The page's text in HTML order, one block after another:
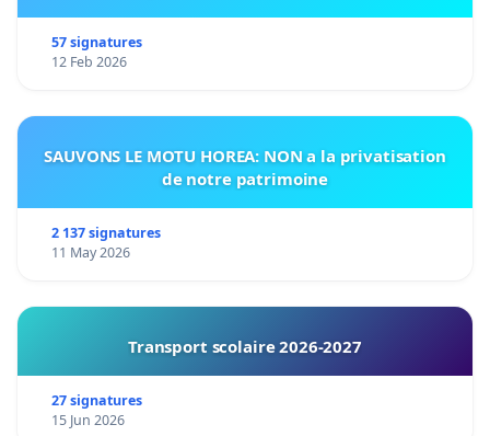
57 signatures
12 Feb 2026
SAUVONS LE MOTU HOREA: NON a la privatisation
de notre patrimoine
2 137 signatures
11 May 2026
Transport scolaire 2026-2027
27 signatures
15 Jun 2026